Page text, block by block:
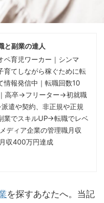
と副業の達人
ペ育児ワーカー｜シンマ
育てしながら稼ぐために転
情報発信中｜転職回数10
高卒→フリーター→初就職
遣や契約、非正規や正規
業でスキルUP→転職でレベ
ディア企業の管理職月収
収400万円達成
を探すあなたへ。当記